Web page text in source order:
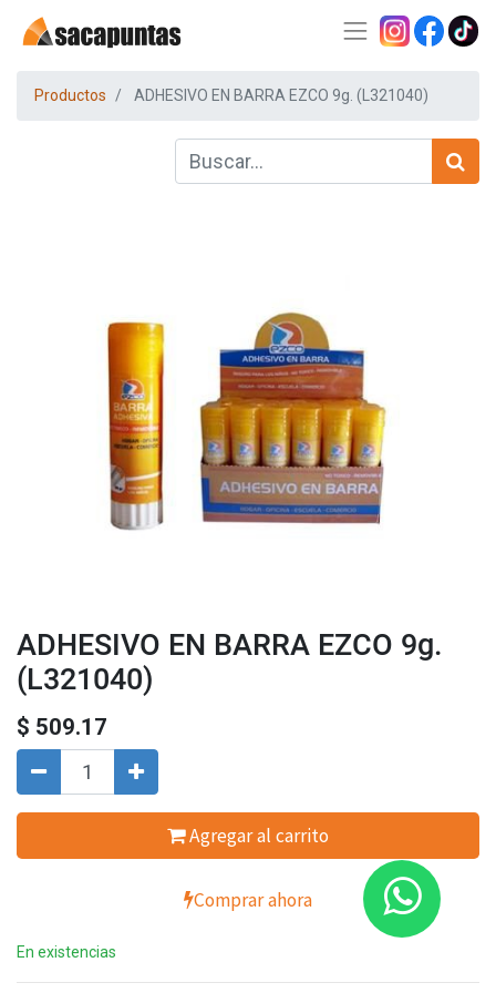
Productos ADHESIVO EN BARRA EZCO 9g. (L321040)
ADHESIVO EN BARRA EZCO 9g.
(L321040)
$ 509.17
Agregar al carrito
Comprar ahora
En existencias